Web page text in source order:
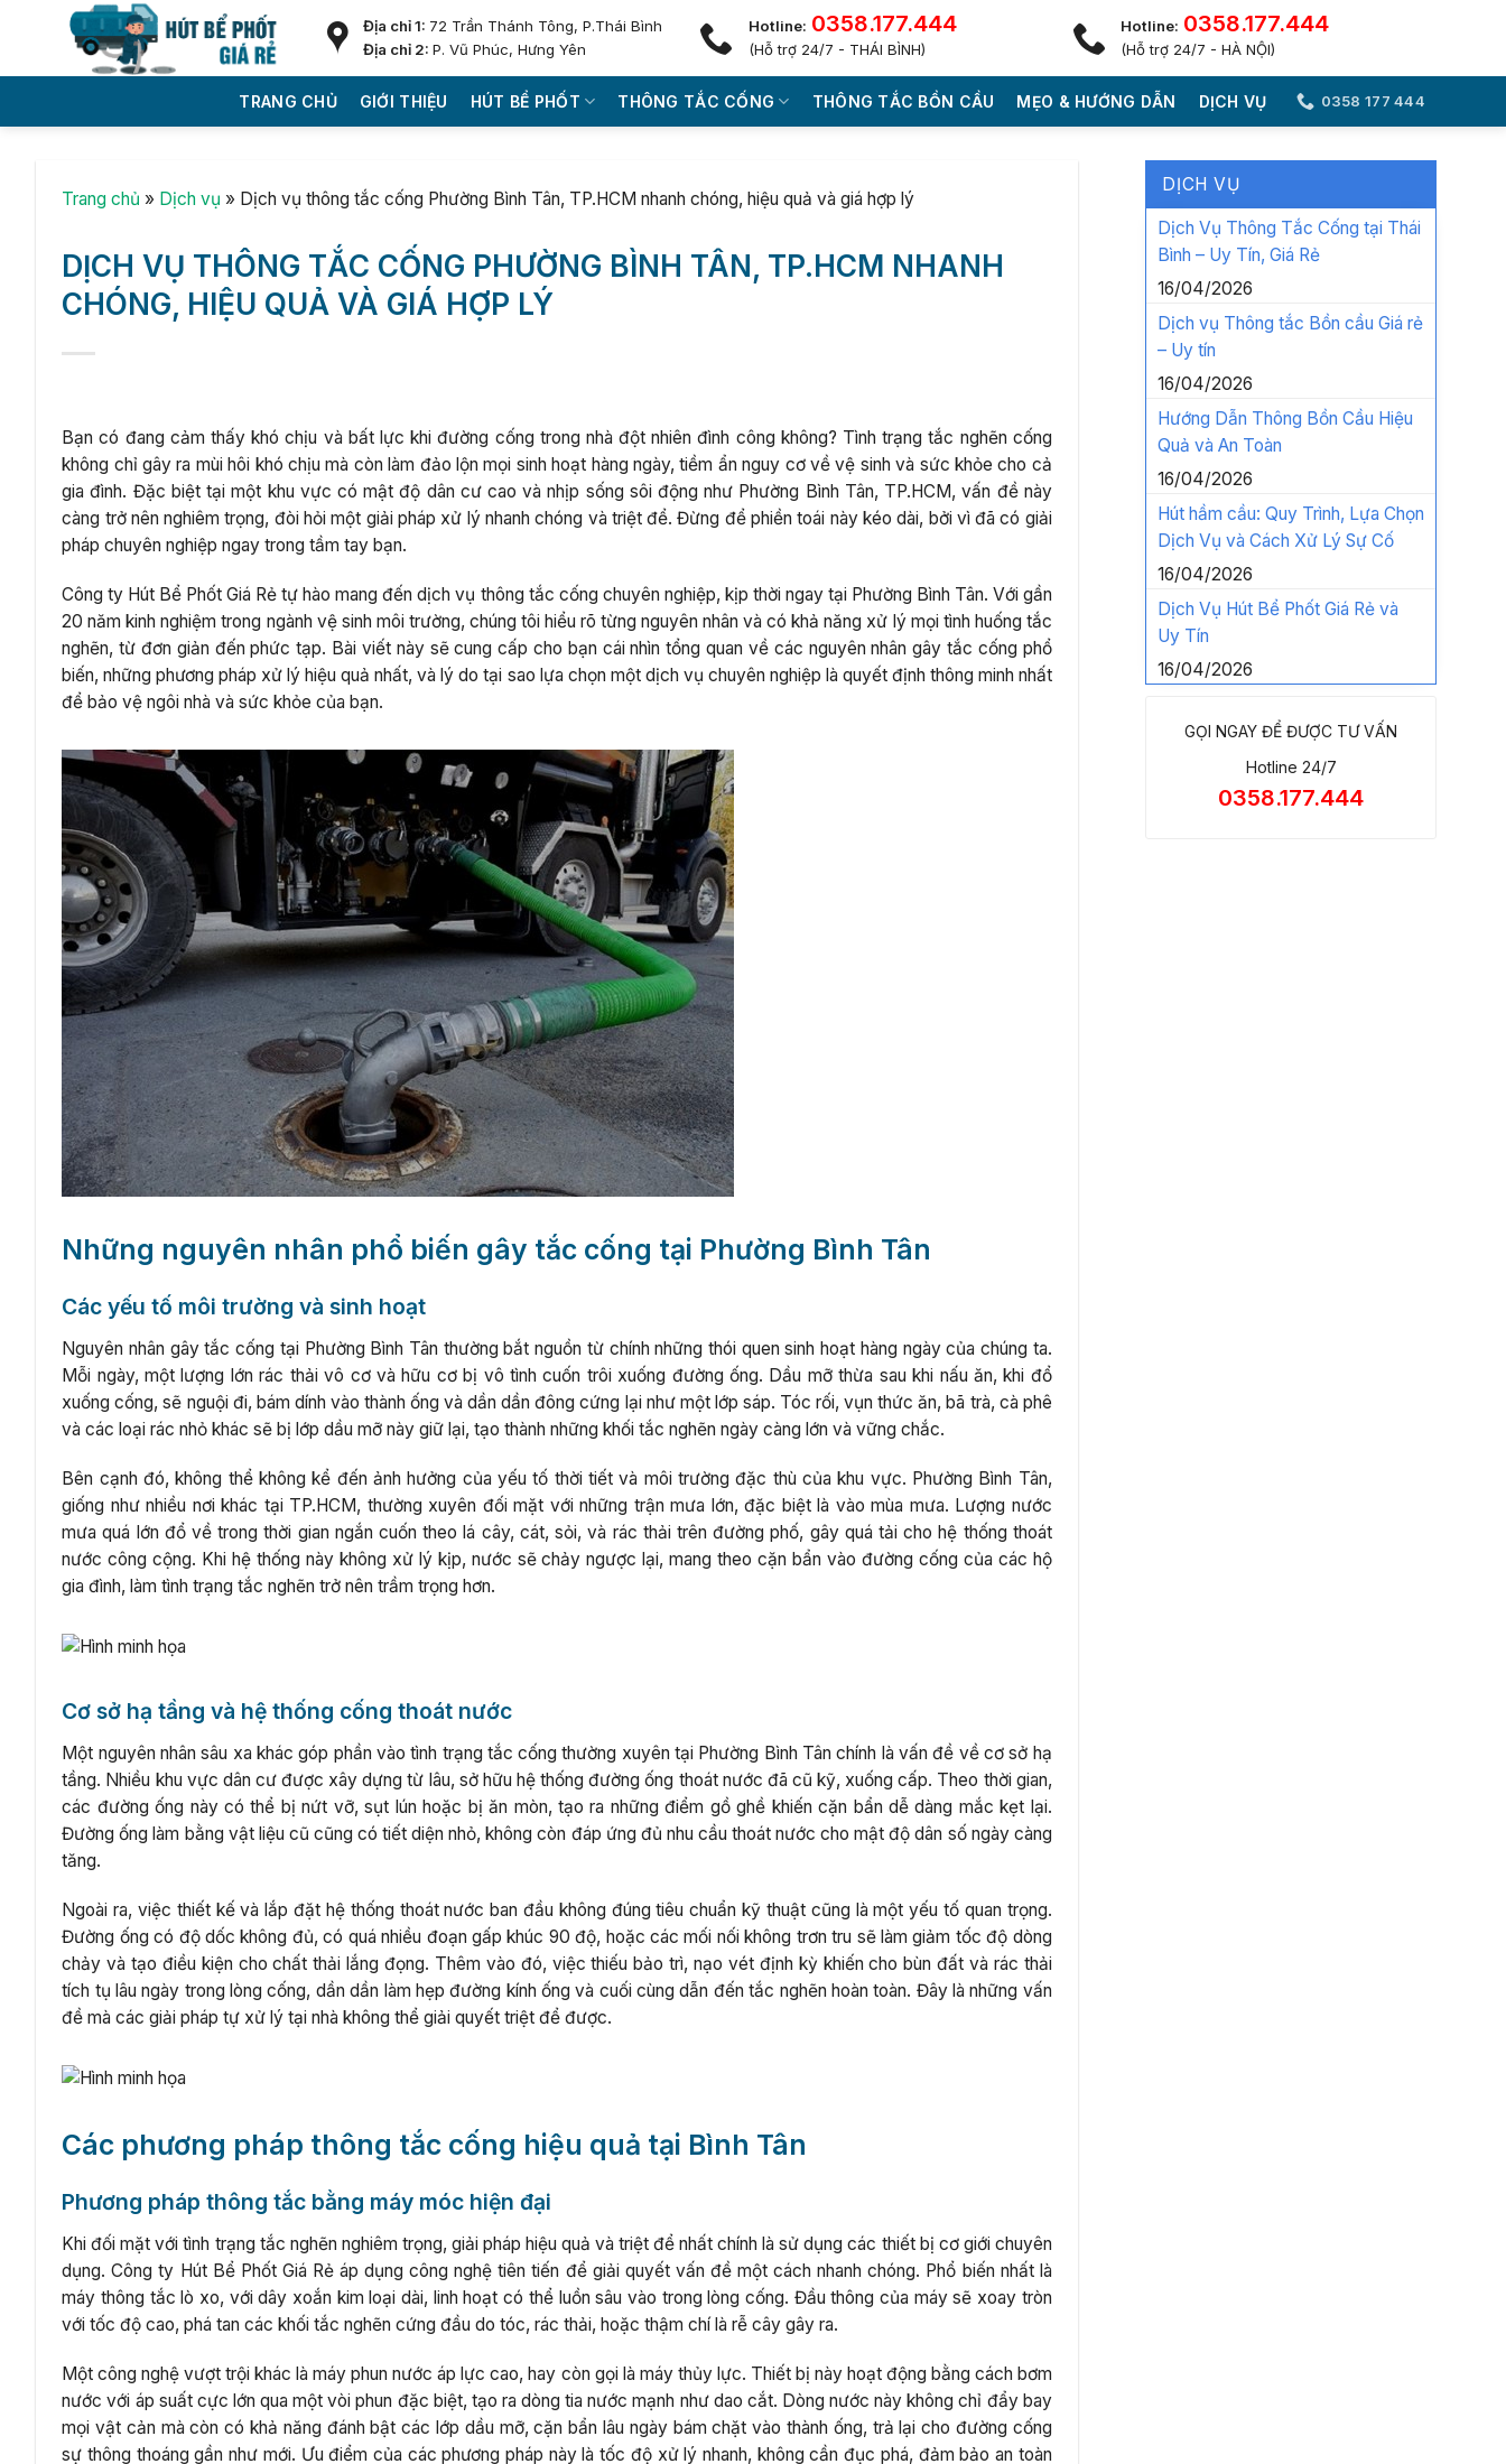
Địa chỉ 1: 72 Trần Thánh Tông, P.Thái Bình
Địa chỉ 2:P. Vũ Phúc, Hưng Yên
Hotline: 0358.177.444
(Hỗ trợ 24/7 - THÁI BÌNH)
Hotline: 0358.177.444
(Hỗ trợ 24/7 - HÀ NỘI)
TRANG CHỦ GIỚI THIỆU HÚT BỂ PHỐT THÔNG TẮC CỐNG THÔNG TẮC BỒN CẦU MẸO & HƯỚNG DẪN DỊCH VỤ 0358 177 444
Trang chủ » Dịch vụ » Dịch vụ thông tắc cống Phường Bình Tân, TP.HCM nhanh chóng, hiệu quả và giá hợp lý
DỊCH VỤ THÔNG TẮC CỐNG PHƯỜNG BÌNH TÂN, TP.HCM NHANH
CHÓNG, HIỆU QUẢ VÀ GIÁ HỢP LÝ
Bạn có đang cảm thấy khó chịu và bất lực khi đường cống trong nhà đột nhiên đình công không? Tình trạng tắc nghẽn cống
không chỉ gây ra mùi hôi khó chịu mà còn làm đảo lộn mọi sinh hoạt hàng ngày, tiềm ẩn nguy cơ về vệ sinh và sức khỏe cho cả
gia đình. Đặc biệt tại một khu vực có mật độ dân cư cao và nhịp sống sôi động như Phường Bình Tân, TP.HCM, vấn đề này
càng trở nên nghiêm trọng, đòi hỏi một giải pháp xử lý nhanh chóng và triệt để. Đừng để phiền toái này kéo dài, bởi vì đã có giải
pháp chuyên nghiệp ngay trong tầm tay bạn.
Công ty Hút Bể Phốt Giá Rẻ tự hào mang đến dịch vụ thông tắc cống chuyên nghiệp, kịp thời ngay tại Phường Bình Tân. Với gần
20 năm kinh nghiệm trong ngành vệ sinh môi trường, chúng tôi hiểu rõ từng nguyên nhân và có khả năng xử lý mọi tình huống tắc
nghẽn, từ đơn giản đến phức tạp. Bài viết này sẽ cung cấp cho bạn cái nhìn tổng quan về các nguyên nhân gây tắc cống phổ
biến, những phương pháp xử lý hiệu quả nhất, và lý do tại sao lựa chọn một dịch vụ chuyên nghiệp là quyết định thông minh nhất
để bảo vệ ngôi nhà và sức khỏe của bạn.
Những nguyên nhân phổ biến gây tắc cống tại Phường Bình Tân
Các yếu tố môi trường và sinh hoạt
Nguyên nhân gây tắc cống tại Phường Bình Tân thường bắt nguồn từ chính những thói quen sinh hoạt hàng ngày của chúng ta.
Mỗi ngày, một lượng lớn rác thải vô cơ và hữu cơ bị vô tình cuốn trôi xuống đường ống. Dầu mỡ thừa sau khi nấu ăn, khi đổ
xuống cống, sẽ nguội đi, bám dính vào thành ống và dần dần đông cứng lại như một lớp sáp. Tóc rối, vụn thức ăn, bã trà, cà phê
và các loại rác nhỏ khác sẽ bị lớp dầu mỡ này giữ lại, tạo thành những khối tắc nghẽn ngày càng lớn và vững chắc.
Bên cạnh đó, không thể không kể đến ảnh hưởng của yếu tố thời tiết và môi trường đặc thù của khu vực. Phường Bình Tân,
giống như nhiều nơi khác tại TP.HCM, thường xuyên đối mặt với những trận mưa lớn, đặc biệt là vào mùa mưa. Lượng nước
mưa quá lớn đổ về trong thời gian ngắn cuốn theo lá cây, cát, sỏi, và rác thải trên đường phố, gây quá tải cho hệ thống thoát
nước công cộng. Khi hệ thống này không xử lý kịp, nước sẽ chảy ngược lại, mang theo cặn bẩn vào đường cống của các hộ
gia đình, làm tình trạng tắc nghẽn trở nên trầm trọng hơn.
Cơ sở hạ tầng và hệ thống cống thoát nước
Một nguyên nhân sâu xa khác góp phần vào tình trạng tắc cống thường xuyên tại Phường Bình Tân chính là vấn đề về cơ sở hạ
tầng. Nhiều khu vực dân cư được xây dựng từ lâu, sở hữu hệ thống đường ống thoát nước đã cũ kỹ, xuống cấp. Theo thời gian,
các đường ống này có thể bị nứt vỡ, sụt lún hoặc bị ăn mòn, tạo ra những điểm gồ ghề khiến cặn bẩn dễ dàng mắc kẹt lại.
Đường ống làm bằng vật liệu cũ cũng có tiết diện nhỏ, không còn đáp ứng đủ nhu cầu thoát nước cho mật độ dân số ngày càng
tăng.
Ngoài ra, việc thiết kế và lắp đặt hệ thống thoát nước ban đầu không đúng tiêu chuẩn kỹ thuật cũng là một yếu tố quan trọng.
Đường ống có độ dốc không đủ, có quá nhiều đoạn gấp khúc 90 độ, hoặc các mối nối không trơn tru sẽ làm giảm tốc độ dòng
chảy và tạo điều kiện cho chất thải lắng đọng. Thêm vào đó, việc thiếu bảo trì, nạo vét định kỳ khiến cho bùn đất và rác thải
tích tụ lâu ngày trong lòng cống, dần dần làm hẹp đường kính ống và cuối cùng dẫn đến tắc nghẽn hoàn toàn. Đây là những vấn
đề mà các giải pháp tự xử lý tại nhà không thể giải quyết triệt để được.
Các phương pháp thông tắc cống hiệu quả tại Bình Tân
Phương pháp thông tắc bằng máy móc hiện đại
Khi đối mặt với tình trạng tắc nghẽn nghiêm trọng, giải pháp hiệu quả và triệt để nhất chính là sử dụng các thiết bị cơ giới chuyên
dụng. Công ty Hút Bể Phốt Giá Rẻ áp dụng công nghệ tiên tiến để giải quyết vấn đề một cách nhanh chóng. Phổ biến nhất là
máy thông tắc lò xo, với dây xoắn kim loại dài, linh hoạt có thể luồn sâu vào trong lòng cống. Đầu thông của máy sẽ xoay tròn
với tốc độ cao, phá tan các khối tắc nghẽn cứng đầu do tóc, rác thải, hoặc thậm chí là rễ cây gây ra.
Một công nghệ vượt trội khác là máy phun nước áp lực cao, hay còn gọi là máy thủy lực. Thiết bị này hoạt động bằng cách bơm
nước với áp suất cực lớn qua một vòi phun đặc biệt, tạo ra dòng tia nước mạnh như dao cắt. Dòng nước này không chỉ đẩy bay
mọi vật cản mà còn có khả năng đánh bật các lớp dầu mỡ, cặn bẩn lâu ngày bám chặt vào thành ống, trả lại cho đường cống
sự thông thoáng gần như mới. Ưu điểm của các phương pháp này là tốc độ xử lý nhanh, không cần đục phá, đảm bảo an toàn
DỊCH VỤ
Dịch Vụ Thông Tắc Cống tại Thái
Bình – Uy Tín, Giá Rẻ
16/04/2026
Dịch vụ Thông tắc Bồn cầu Giá rẻ
– Uy tín
16/04/2026
Hướng Dẫn Thông Bồn Cầu Hiệu
Quả và An Toàn
16/04/2026
Hút hầm cầu: Quy Trình, Lựa Chọn
Dịch Vụ và Cách Xử Lý Sự Cố
16/04/2026
Dịch Vụ Hút Bể Phốt Giá Rẻ và
Uy Tín
16/04/2026
GỌI NGAY ĐỂ ĐƯỢC TƯ VẤN
Hotline 24/7
0358.177.444